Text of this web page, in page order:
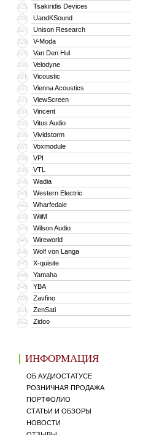
325 Tsakiridis Devices
326 UandKSound
327 Unison Research
328 V-Moda
329 Van Den Hul
330 Velodyne
331 Vicoustic
332 Vienna Acoustics
333 ViewScreen
334 Vincent
335 Vitus Audio
336 Vividstorm
337 Voxmodule
338 VPI
339 VTL
340 Wadia
341 Western Electric
342 Wharfedale
343 WiiM
344 Wilson Audio
345 Wireworld
346 Wolf von Langa
347 X-quisite
348 Yamaha
349 YBA
350 Zavfino
351 ZenSati
352 Zidoo
ИНФОРМАЦИЯ
ОБ АУДИОСТАТУСЕ
РОЗНИЧНАЯ ПРОДАЖА
ПОРТФОЛИО
СТАТЬИ И ОБЗОРЫ
НОВОСТИ